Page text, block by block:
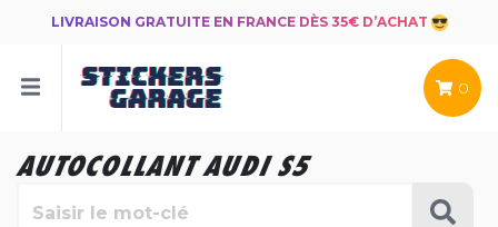
LIVRAISON GRATUITE EN FRANCE DÈS 35€ D’ACHAT
0
AUTOCOLLANT AUDI S5